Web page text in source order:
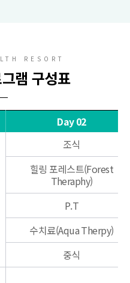
RESORT
램 구성표
Day 02
조식
힐링 포레스트(Forest
Theraphy)
P.T
수치료(Aqua Therpy)
중식